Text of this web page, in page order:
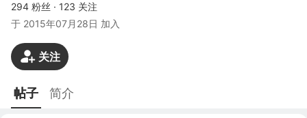
294 粉丝 · 123 关注
于 2015年07月28日 加入
关注
帖子 简介